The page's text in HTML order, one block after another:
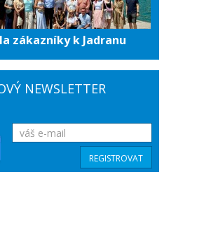
zákazníky k Jadranu
NEWSLETTER